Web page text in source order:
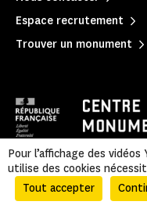
Espace recrutement
Trouver un monument
Mentions légales
Informations légales et
Pour l’affichage des
utilise des cookies
Tout accepter